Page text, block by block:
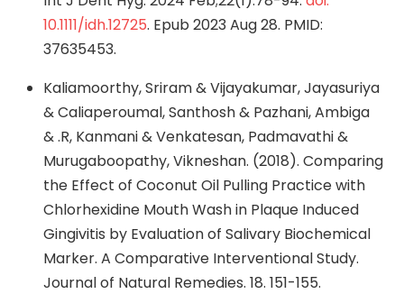
10.1111/idh.12725. Epub 2023 Aug 28. PMID:
37635453.
Kaliamoorthy, Sriram & Vijayakumar, Jayasuriya
& Caliaperoumal, Santhosh & Pazhani, Ambiga
& .R, Kanmani & Venkatesan, Padmavathi &
Murugaboopathy, Vikneshan. (2018). Comparing
the Effect of Coconut Oil Pulling Practice with
Chlorhexidine Mouth Wash in Plaque Induced
Gingivitis by Evaluation of Salivary Biochemical
Marker. A Comparative Interventional Study.
Journal of Natural Remedies. 18. 151-155.